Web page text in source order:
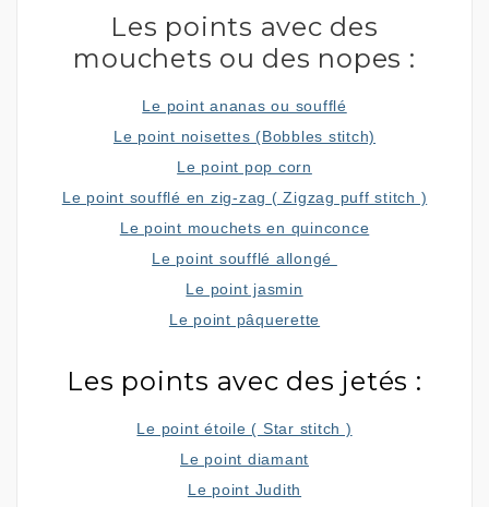
Les points avec des
mouchets ou des nopes :
Le point ananas ou soufflé
Le point noisettes (Bobbles stitch)
Le point pop corn
Le point soufflé en zig-zag ( Zigzag puff stitch )
Le point mouchets en quinconce
Le point soufflé allongé
Le point jasmin
Le point pâquerette
Les points avec des jetés :
Le point étoile ( Star stitch )
Le point diamant
Le point Judith